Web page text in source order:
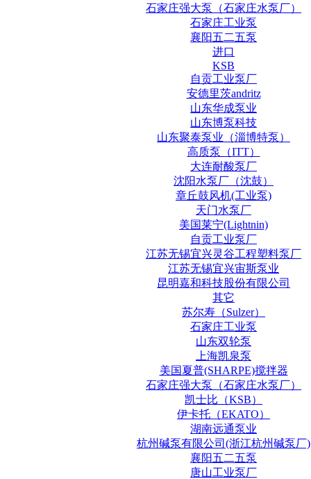
石家庄强大泵（石家庄水泵厂）
石家庄工业泵
襄阳五二五泵
进口
KSB
自贡工业泵厂
安德里茨andritz
山东华成泵业
山东博泵科技
山东聚泰泵业（淄博特泵）
高质泵（ITT）
大连耐酸泵厂
沈阳水泵厂（沈鼓）
章丘鼓风机(工业泵)
天门水泵厂
美国莱宁(Lightnin)
自贡工业泵厂
江苏无锡宜兴灵谷工程塑料泵厂
江苏无锡宜兴宙斯泵业
昆明嘉和科技股份有限公司
其它
苏尔寿（Sulzer）
石家庄工业泵
山东双轮泵
上海凯泉泵
美国夏普(SHARPE)搅拌器
石家庄强大泵（石家庄水泵厂）
凯士比（KSB）
伊卡托（EKATO）
湖南远通泵业
杭州碱泵有限公司(浙江杭州碱泵厂)
襄阳五二五泵
唐山工业泵厂